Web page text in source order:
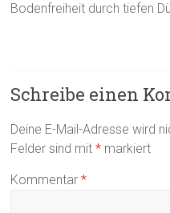
Bodenfreiheit durch tiefen
Schreibe einen
Deine E-Mail-Adresse wird
Felder sind mit* markiert
Kommentar*